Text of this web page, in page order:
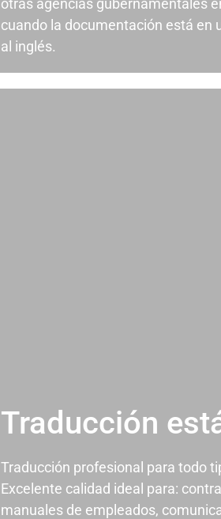
otras agencias gubernamentales
cuando la documentación está en
al inglés.
Traducción
Traducción profesional para todo
Excelente calidad ideal para:
manuales de empleados,